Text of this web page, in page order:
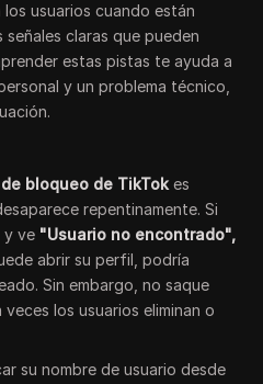
usuarios cuando están
claras que pueden
estas pistas te ayuda a
y un problema técnico,
bloqueo de TikTok es
repentinamente. Si
y ve "Usuario no encontrado",
abrir su perfil, podría
Sin embargo, no saque
los usuarios eliminan o
su nombre de usuario desde